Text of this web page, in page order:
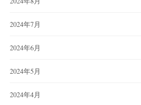
2024年7月
2024年6月
2024年5月
2024年4月